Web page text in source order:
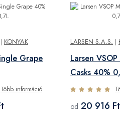
| KONYAK
Grape
Több információ
LARSEN S.A.S. |
Larsen
Casks 40%
od 20 916 Ft